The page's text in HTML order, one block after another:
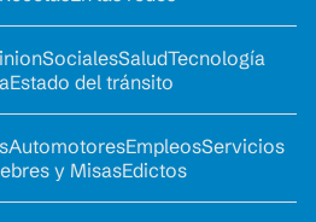
SocialesSaludTecnología
Estado del tránsito
AutomotoresEmpleosServicios
y MisasEdictos